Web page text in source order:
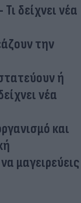
δείχνει νέα
την
ή
νέα
και
μαγειρεύεις